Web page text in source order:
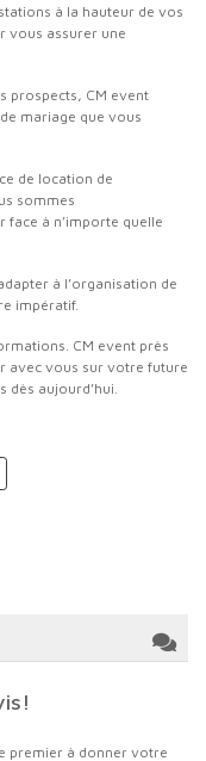
à la hauteur de vos
vous assurer une
prospects, CM event
mariage que vous
de location de
sommes
face à n’importe quelle
à l’organisation de
impératif.
CM event près
avec vous sur votre future
dès aujourd’hui.
premier à donner votre